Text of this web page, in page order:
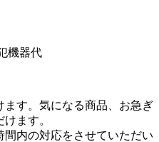
機器代
す。気になる商品、お急ぎ
ます。
内の対応をさせていただい